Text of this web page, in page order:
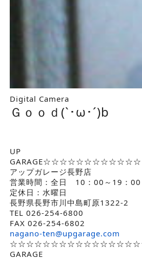
Digital Camera
Ｇｏｏｄ(`･ω･´)b
UP
アップガレージ長野店
営業時間：全日 10：00～19：00
定休日：水曜日
長野県長野市川中島町原1322-2
TEL 026-254-6800
FAX 026-254-6802
nagano-ten@upgarage.com
GARAGE